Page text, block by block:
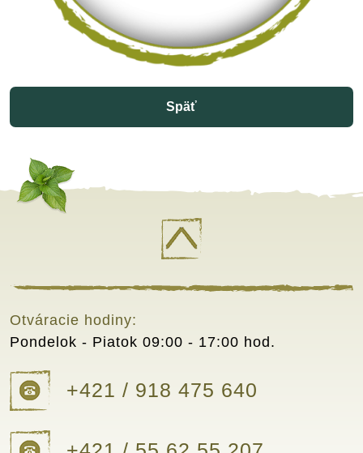
Späť
+421 / 918 475 640
Otváracie hodiny:
Pondelok - Piatok 09:00 - 17:00 hod.